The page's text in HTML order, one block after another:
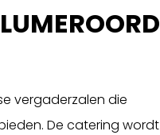
vergaderzalen die
De catering wordt